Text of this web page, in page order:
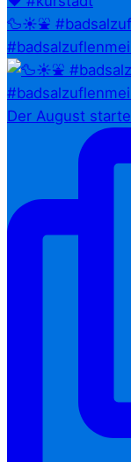
🦆☀️⛲
Der August